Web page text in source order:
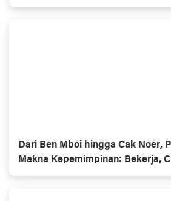
Dari Ben Mboi hingga Cak Noer,
Makna Kepemimpinan: Bekerja,
Gunakan Akal Sehat*